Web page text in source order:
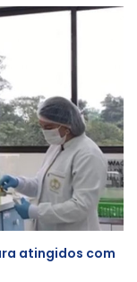
atingidos com